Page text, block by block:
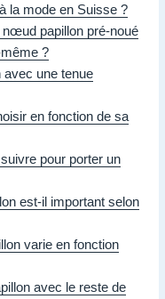
la mode en Suisse ?
papillon pré-noué
?
une tenue
en fonction de sa
pour porter un
est-il important selon
varie en fonction
avec le reste de